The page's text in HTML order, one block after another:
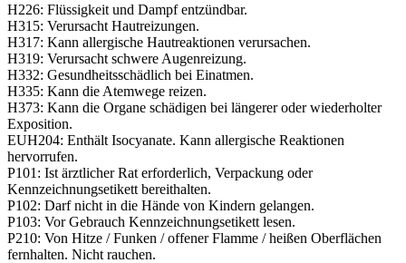
H226: Flüssigkeit und Dampf entzündbar.
H315: Verursacht Hautreizungen.
H317: Kann allergische Hautreaktionen verursachen.
H319: Verursacht schwere Augenreizung.
H332: Gesundheitsschädlich bei Einatmen.
H335: Kann die Atemwege reizen.
H373: Kann die Organe schädigen bei längerer oder wiederholter
Exposition.
EUH204: Enthält Isocyanate. Kann allergische Reaktionen
hervorrufen.
P101: Ist ärztlicher Rat erforderlich, Verpackung oder
Kennzeichnungsetikett bereithalten.
P102: Darf nicht in die Hände von Kindern gelangen.
P103: Vor Gebrauch Kennzeichnungsetikett lesen.
P210: Von Hitze / Funken / offener Flamme / heißen Oberflächen
fernhalten. Nicht rauchen.